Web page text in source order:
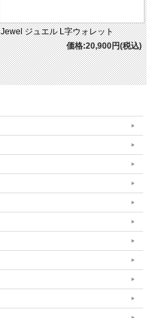
Jewel ジュエル L字ウォレット
価格:20,900円(税込)